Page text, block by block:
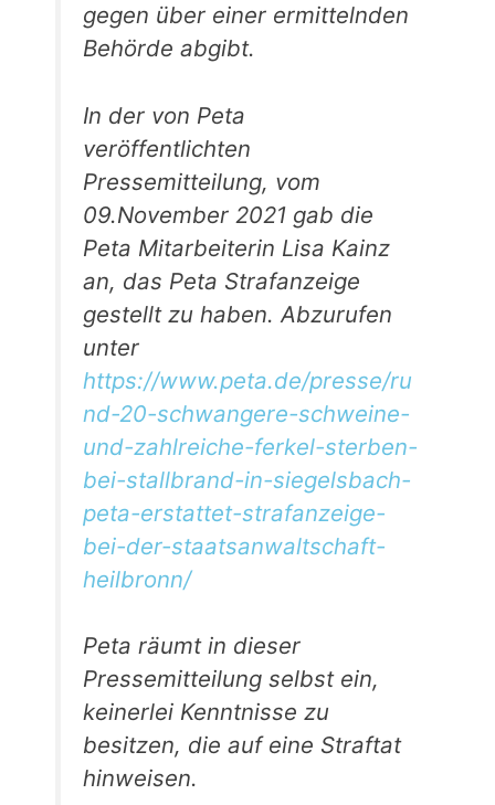
gegen über einer ermittelnden
Behörde abgibt.
In der von Peta
veröffentlichten
Pressemitteilung, vom
09.November 2021 gab die
Peta Mitarbeiterin Lisa Kainz
an, das Peta Strafanzeige
gestellt zu haben. Abzurufen
unter
https://www.peta.de/presse/ru
nd-20-schwangere-schweine-
und-zahlreiche-ferkel-sterben-
bei-stallbrand-in-siegelsbach-
peta-erstattet-strafanzeige-
bei-der-staatsanwaltschaft-
heilbronn/
Peta räumt in dieser
Pressemitteilung selbst ein,
keinerlei Kenntnisse zu
besitzen, die auf eine Straftat
hinweisen.